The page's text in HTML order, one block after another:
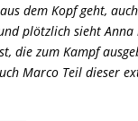
dem Kopf geht,
plötzlich sieht
die zum Kampf
Marco Teil dieser